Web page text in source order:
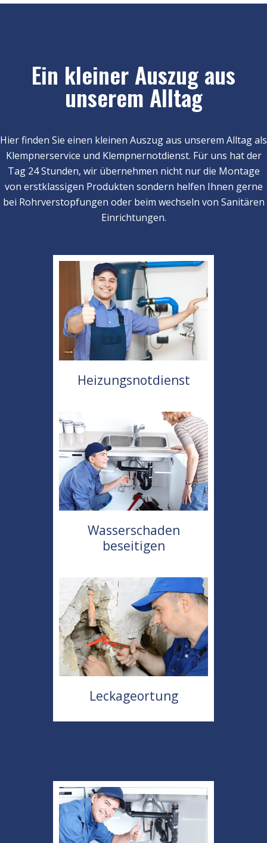
Ein kleiner Auszug aus
unserem Alltag
Hier finden Sie einen kleinen Auszug aus unserem Alltag als
Klempnerservice und Klempnernotdienst. Für uns hat der
Tag 24 Stunden, wir übernehmen nicht nur die Montage
von erstklassigen Produkten sondern helfen Ihnen gerne
bei Rohrverstopfungen oder beim wechseln von Sanitären
Einrichtungen.
Heizungsnotdienst
Wasserschaden
beseitigen
Leckageortung